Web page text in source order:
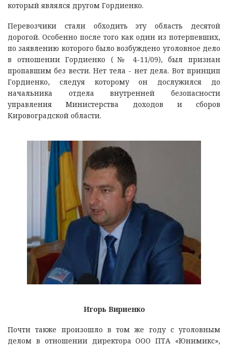
который являлся другом Гордиенко.
Перевозчики стали обходить эту область десятой
дорогой. Особенно после того как один из потерпевших,
по заявлению которого было возбуждено уголовное дело
в отношении Гордиенко (№ 4-11/09), был признан
пропавшим без вести. Нет тела - нет дела. Вот принцип
Гордиенко, следуя которому он дослужился до
начальника отдела внутренней безопасности
управления Министерства доходов и сборов
Кировоградской области.
Игорь Вириенко
Почти также произошло в том же году с уголовным
делом в отношении директора ООО ПТА «Юнимикс»,